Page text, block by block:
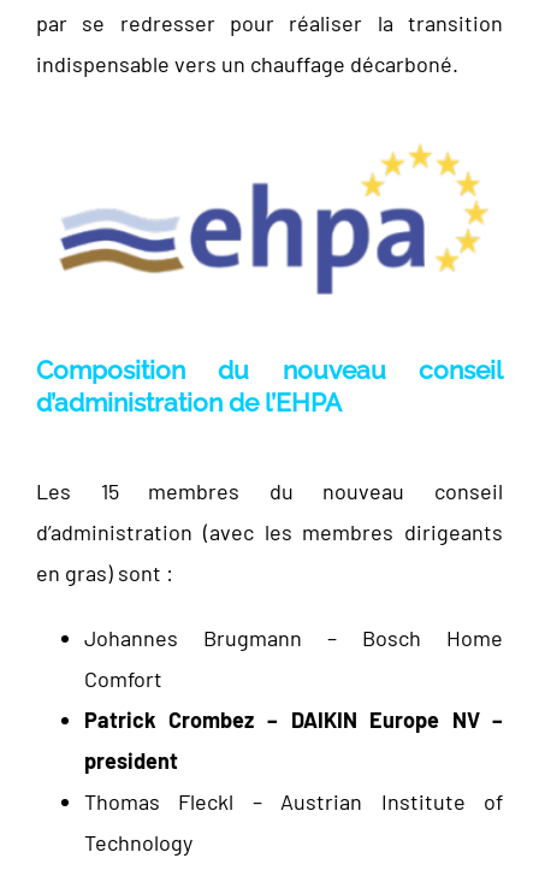
par se redresser pour réaliser la transition
indispensable vers un chauffage décarboné.
Composition du nouveau conseil
d’administration de l’EHPA
Les 15 membres du nouveau conseil
d’administration (avec les membres dirigeants
en gras) sont :
Johannes Brugmann – Bosch Home
Comfort
Patrick Crombez – DAIKIN Europe NV –
president
Thomas Fleckl – Austrian Institute of
Technology